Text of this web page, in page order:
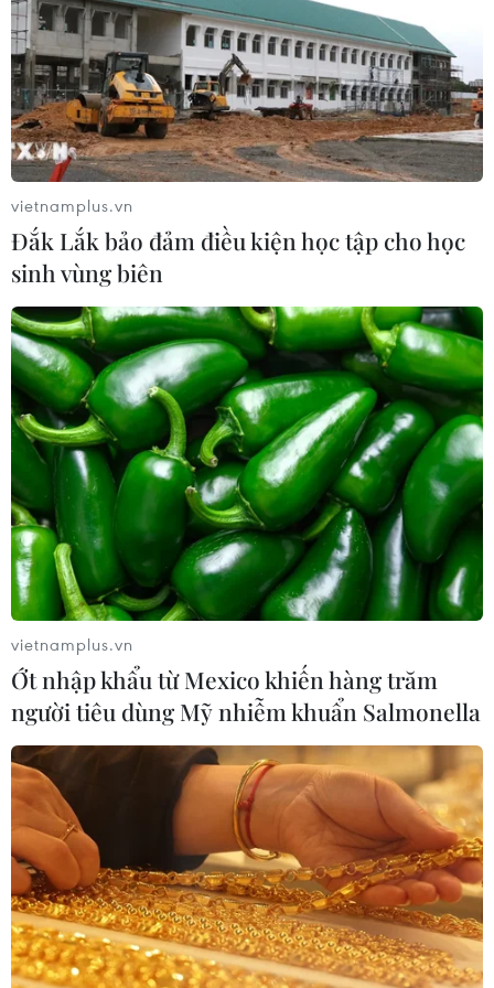
TIN CÙNG CHUYÊN MỤC
vietnamplus.vn
Đắk Lắk bảo đảm điều kiện học tập cho học
sinh vùng biên
vietnamplus.vn
Ớt nhập khẩu từ Mexico khiến hàng trăm
người tiêu dùng Mỹ nhiễm khuẩn Salmonella